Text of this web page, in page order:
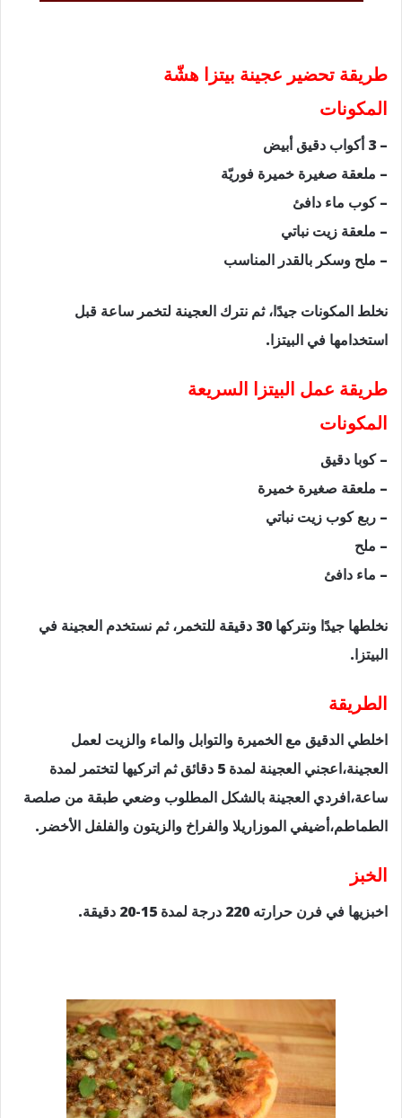
طريقة تحضير عجينة بيتزا هشّة
المكونات
– 3 أكواب دقيق أبيض
– ملعقة صغيرة خميرة فوريّة
– كوب ماء دافئ
– ملعقة زيت نباتي
– ملح وسكر بالقدر المناسب
نخلط المكونات جيدًا، ثم نترك العجينة لتخمر ساعة قبل
استخدامها في البيتزا.
طريقة عمل البيتزا السريعة
المكونات
– كوبا دقيق
– ملعقة صغيرة خميرة
– ربع كوب زيت نباتي
– ملح
– ماء دافئ
نخلطها جيدًا ونتركها 30 دقيقة للتخمر، ثم نستخدم العجينة في
البيتزا.
الطريقة
اخلطي الدقيق مع الخميرة والتوابل والماء والزيت لعمل
العجينة،اعجني العجينة لمدة 5 دقائق ثم اتركيها لتختمر لمدة
ساعة،افردي العجينة بالشكل المطلوب وضعي طبقة من صلصة
الطماطم،أضيفي الموزاريلا والفراخ والزيتون والفلفل الأخضر.
الخبز
اخبزيها في فرن حرارته 220 درجة لمدة 15-20 دقيقة.